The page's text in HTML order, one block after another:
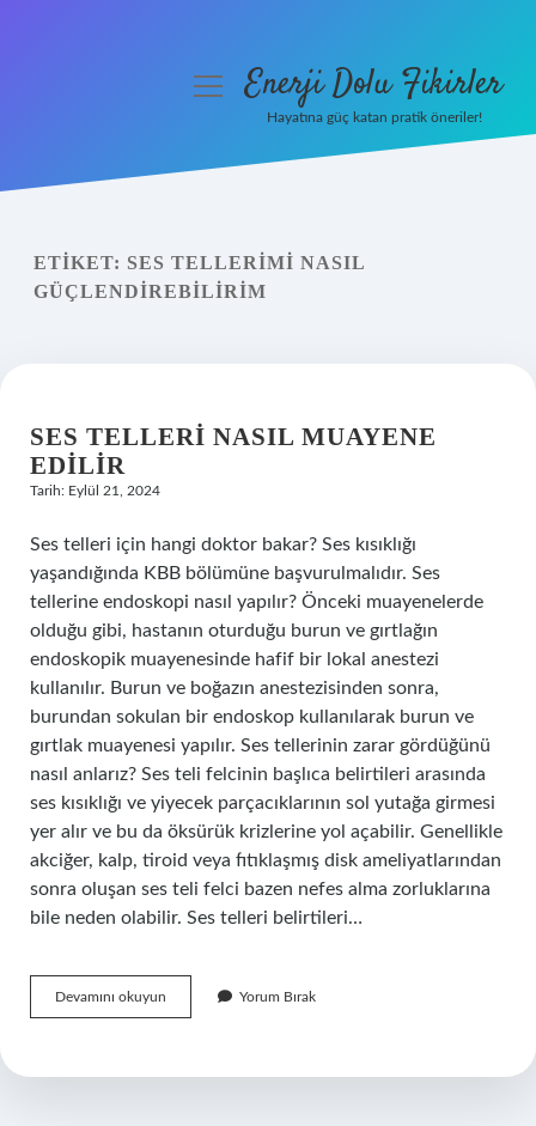
Yasal Uyarı
menüyüEnerji Dolu Fikirler
Hayatına güç katan pratik öneriler!
ETIKET: SES TELLERIMI NASIL
GÜÇLENDIREBILIRIM
SES TELLERI NASIL MUAYENE
EDILIR
Tarih: Eylül 21, 2024
Ses telleri için hangi doktor bakar? Ses kısıklığı
yaşandığında KBB bölümüne başvurulmalıdır. Ses
tellerine endoskopi nasıl yapılır? Önceki muayenelerde
olduğu gibi, hastanın oturduğu burun ve gırtlağın
endoskopik muayenesinde hafif bir lokal anestezi
kullanılır. Burun ve boğazın anestezisinden sonra,
burundan sokulan bir endoskop kullanılarak burun ve
gırtlak muayenesi yapılır. Ses tellerinin zarar gördüğünü
nasıl anlarız? Ses teli felcinin başlıca belirtileri arasında
ses kısıklığı ve yiyecek parçacıklarının sol yutağa girmesi
yer alır ve bu da öksürük krizlerine yol açabilir. Genellikle
akciğer, kalp, tiroid veya fıtıklaşmış disk ameliyatlarından
sonra oluşan ses teli felci bazen nefes alma zorluklarına
bile neden olabilir. Ses telleri belirtileri…
Devamını okuyun
Telleri
Edilir
Yorum Bırak